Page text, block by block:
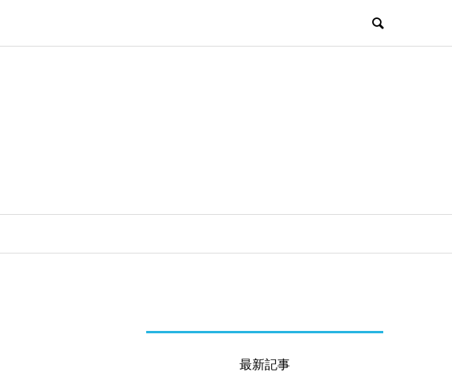
最新記事